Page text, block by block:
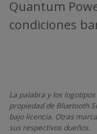
Quantum
condiciones
La palabra y los
propiedad de Bluetooth
bajo licencia. Otras
sus respectivos dueños.